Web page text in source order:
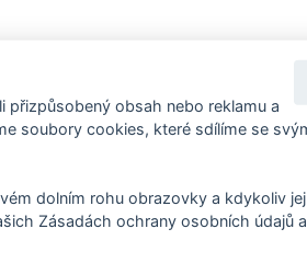
přizpůsobený obsah nebo reklamu a
soubory cookies, které sdílíme se
dolním rohu obrazovky a kdykoliv jej
Zásadách ochrany osobních údajů a